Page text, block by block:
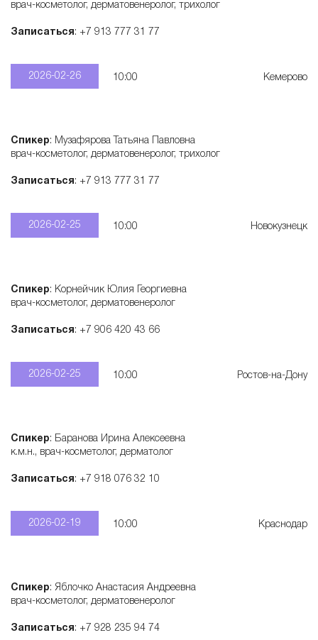
врач-косметолог, дерматовенеролог, трихолог
Записаться: +7 913 777 31 77
2026-02-26 10:00 Кемерово
Спикер: Музафярова Татьяна Павловна
врач-косметолог, дерматовенеролог, трихолог
Записаться: +7 913 777 31 77
2026-02-25 10:00 Новокузнецк
Спикер: Корнейчик Юлия Георгиевна
врач-косметолог, дерматовенеролог
Записаться: +7 906 420 43 66
2026-02-25 10:00 Ростов-на-Дону
Спикер: Баранова Ирина Алексеевна
к.м.н., врач-косметолог, дерматолог
Записаться: +7 918 076 32 10
2026-02-19 10:00 Краснодар
Спикер: Яблочко Анастасия Андреевна
врач-косметолог, дерматовенеролог
Записаться: +7 928 235 94 74